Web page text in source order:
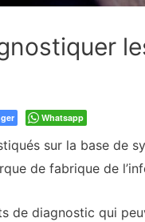
Whatsapp
sur la base de
de fabrique de
de diagnostic qui